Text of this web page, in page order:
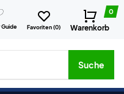
Guide Favoriten (0)
0
Warenkorb
usw.
Suche